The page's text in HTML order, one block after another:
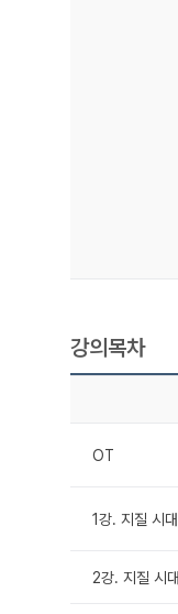
강의목차
OT
1강. 지질 시
2강. 지질 시